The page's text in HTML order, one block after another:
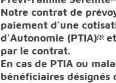
Notre contrat de
paiement d’une
d'Autonomie (PTIA)(3)
par le contrat.
En cas de PTIA ou
bénéficiaires